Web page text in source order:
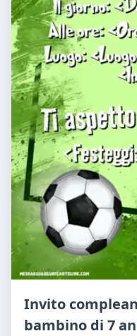
Invito
bambino di 7